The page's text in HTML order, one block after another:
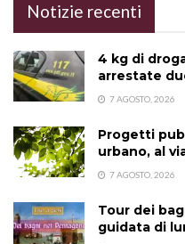
Notizie recenti
4 kg di
arrestate
7 AGOSTO, 2026
Progetti
urbano, al
7 AGOSTO, 2026
Tour dei
guidata di